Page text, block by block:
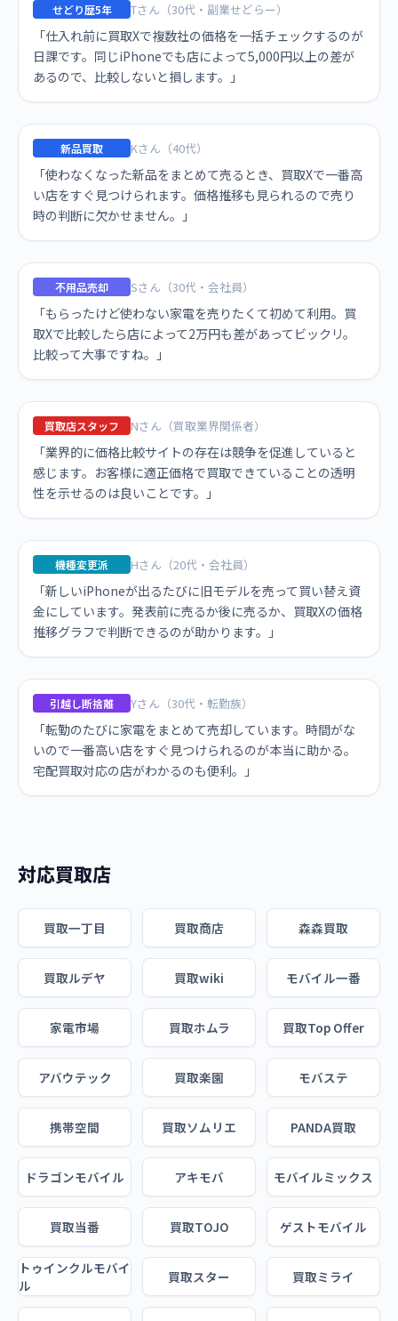
せどり歴5年 Tさん（30代・副業せどらー）
「仕入れ前に買取Xで複数社の価格を一括チェックするのが
日課です。同じiPhoneでも店によって5,000円以上の差が
あるので、比較しないと損します。」
新品買取 Kさん（40代）
「使わなくなった新品をまとめて売るとき、買取Xで一番高
い店をすぐ見つけられます。価格推移も見られるので売り
時の判断に欠かせません。」
不用品売却 Sさん（30代・会社員）
「もらったけど使わない家電を売りたくて初めて利用。買
取Xで比較したら店によって2万円も差があってビックリ。
比較って大事ですね。」
買取店スタッフ Nさん（買取業界関係者）
「業界的に価格比較サイトの存在は競争を促進していると
感じます。お客様に適正価格で買取できていることの透明
性を示せるのは良いことです。」
機種変更派 Hさん（20代・会社員）
「新しいiPhoneが出るたびに旧モデルを売って買い替え資
金にしています。発表前に売るか後に売るか、買取Xの価格
推移グラフで判断できるのが助かります。」
引越し断捨離 Yさん（30代・転勤族）
「転勤のたびに家電をまとめて売却しています。時間がな
いので一番高い店をすぐ見つけられるのが本当に助かる。
宅配買取対応の店がわかるのも便利。」
対応買取店
買取一丁目 買取商店 森森買取
買取ルデヤ 買取wiki モバイル一番
家電市場 買取ホムラ 買取Top Offer
アバウテック 買取楽園 モバステ
携帯空間 買取ソムリエ PANDA買取
ドラゴンモバイル アキモバ モバイルミックス
買取当番 買取TOJO ゲストモバイル
トゥインクルモバイ
ル
買取スター 買取ミライ